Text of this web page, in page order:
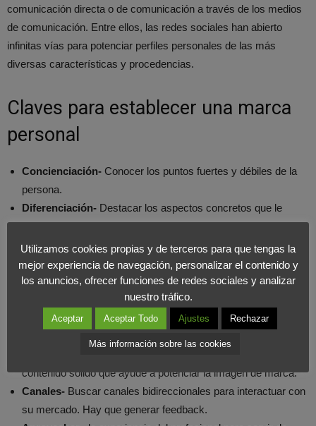
comunicación directa o de comunicación a través de los medios
de comunicación. Entre ellos, las redes sociales han abierto
infinitas vías para potenciar perfiles personales de las más
diversas características y procedencias.
Claves para establecer una marca
personal
Concienciación- Conocer los puntos fuertes y débiles de la
persona.
Diferenciación- Destacar los aspectos concretos que le
hacen diferente con respecto a otros perfiles profesionales.
Identificación-Definir con qué variable empresarial se quiere
identificar al personaje cuya marca personal se va a
desarrollar.
Identificar variables, comportamientos y
actitudes que refuercen sus elementos diferenciales en
contenido sólido que ayude a potenciar la imagen de marca.
Canales- Buscar canales bidireccionales para interactuar con
su mercado. Hay que generar feedback.
Utilizamos cookies propias y de terceros para que tengas la
mejor experiencia de navegación, personalizar el contenido y
los anuncios, ofrecer funciones de redes sociales y analizar
nuestro tráfico.
Aceptar Aceptar Todo Ajustes Rechazar
Más información sobre las cookies